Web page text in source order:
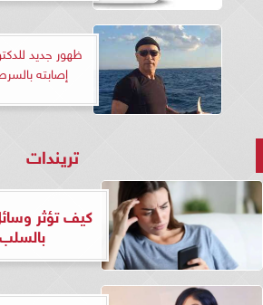
ظهور جديد
إصابته
تريندات
كيف تؤثر